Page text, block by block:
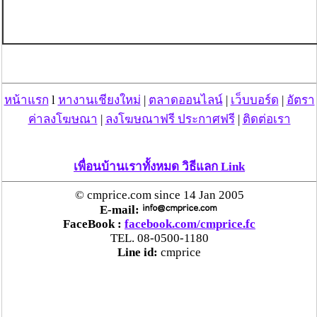
หน้าแรก l หางานเชียงใหม่ | ตลาดออนไลน์| เว็บบอร์ด | อัตรา
ค่าลงโฆษณา | ลงโฆษณาฟรี ประกาศฟรี| ติดต่อเรา
เพื่อนบ้านเราทั้งหมด วิธีแลก Link
© cmprice.com since 14 Jan 2005
E-mail:
FaceBook : facebook.com/cmprice.fc
TEL. 08-0500-1180
Line id: cmprice